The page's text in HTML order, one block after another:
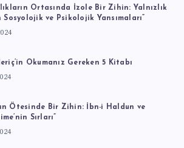
Ortasında İzole Bir Zihin: Yalnızlık
Sosyolojik ve Psikolojik Yansımaları”
Okumanız Gereken 5 Kitabı
Ötesinde Bir Zihin: İbn-i Haldun ve
Sırları”